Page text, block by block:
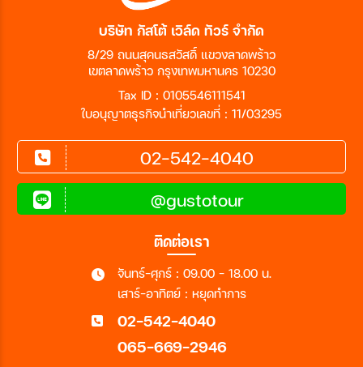
บริษัท กัสโต้ เวิล์ด ทัวร์ จำกัด
8/29 ถนนสุคนธสวัสดิ์ แขวงลาดพร้าว
เขตลาดพร้าว กรุงเทพมหานคร 10230
Tax ID : 0105546111541
ใบอนุญาตธุรกิจนำเที่ยวเลขที่ : 11/03295
02-542-4040
@gustotour
ติดต่อเรา
จันทร์-ศุกร์ : 09.00 - 18.00 น.
เสาร์-อาทิตย์ : หยุดทำการ
02-542-4040
065-669-2946